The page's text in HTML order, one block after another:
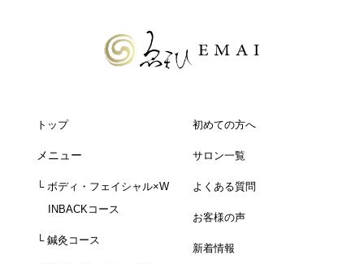
トップ
メニュー
└ ボディ・フェイシャル×W
INBACKコース
└ 鍼灸コース
初めての方へ
サロン一覧
よくある質問
お客様の声
新着情報